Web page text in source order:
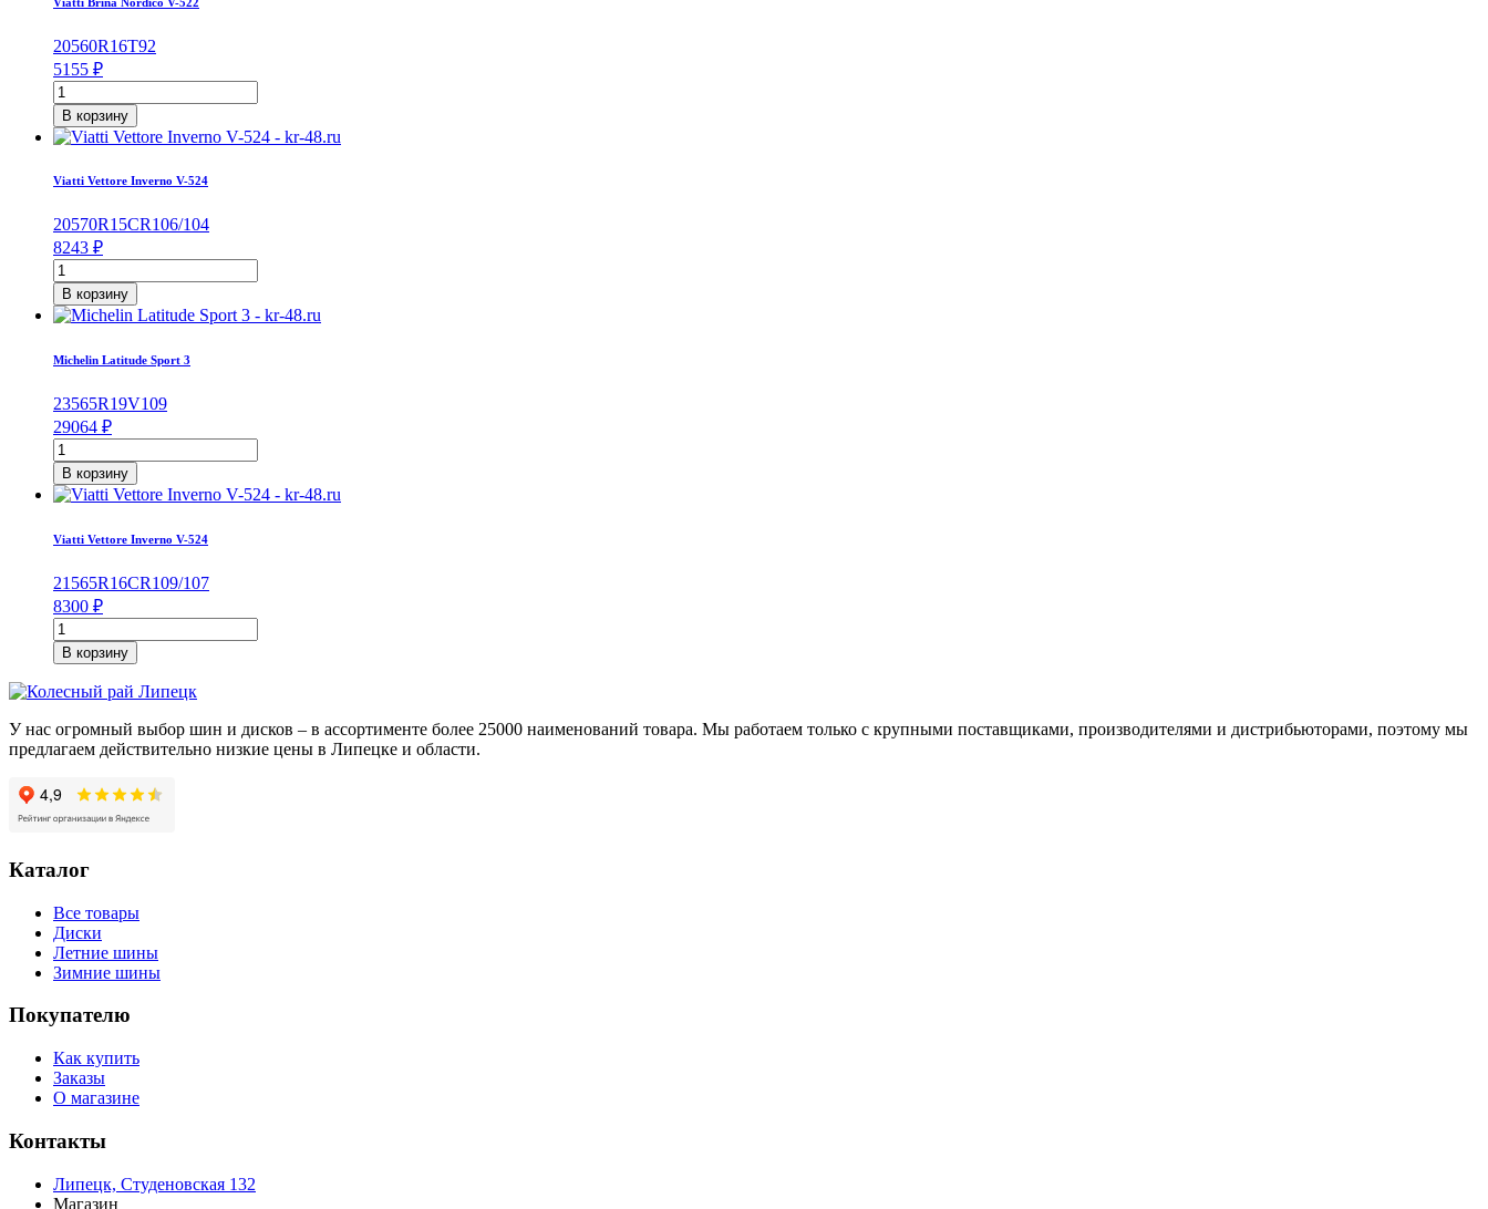
Serie
225/50/R18
95
H
20560R16T92
5155 ₽
Количество
товара
Viatti
Brina
V-
205/60/R16
92
T
В корзину
Viatti Vettore Inverno V-524
20570R15CR106/104
8243 ₽
Количество
товара
Viatti
Vettore
V-
205/70/R15C
106/104
R
В корзину
Michelin Latitude Sport 3
23565R19V109
29064 ₽
Количество
товара
Michelin
Latitude
3
109
V
В корзину
Viatti Vettore Inverno V-524
21565R16CR109/107
8300 ₽
Количество
товара
Viatti
Vettore
Inverno
V-
524
109/107
R
В корзину
У нас огромный выбор шин и дисков – в ассортименте более 25000 наименований товара. Мы работаем только с крупными поставщиками, производителями и дистрибьюторами, поэтому мы
предлагаем действительно низкие цены в Липецке и области.
Каталог
Все товары
Диски
Летние шины
Зимние шины
Покупателю
Как купить
Заказы
О магазине
Контакты
Липецк, Студеновская 132
Магазин